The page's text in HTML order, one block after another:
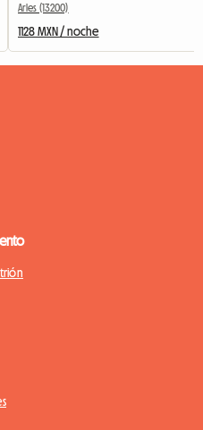
Arles (13200)
1128 MXN / noche